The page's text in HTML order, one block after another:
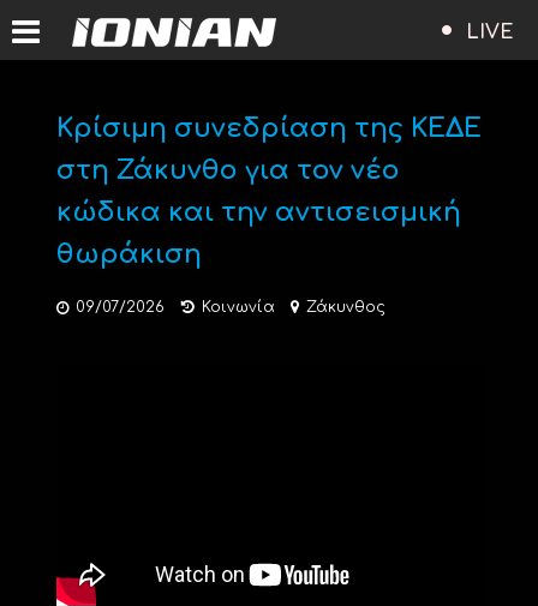
LIVE
Κρίσιμη συνεδρίαση της ΚΕΔΕ
στη Ζάκυνθο για τον νέο
κώδικα και την αντισεισμική
θωράκιση
09/07/2026 Κοινωνία Ζάκυνθος